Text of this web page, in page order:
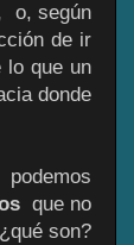
o, según
de ir
lo que un
donde
podemos
que no
son?